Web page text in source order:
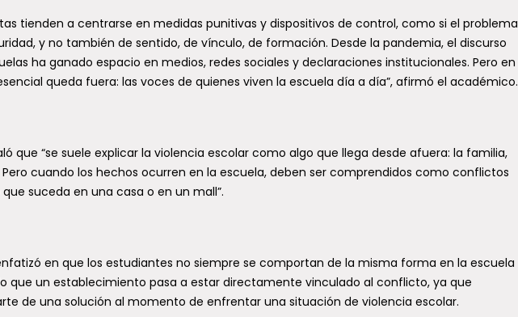
tienden a centrarse en medidas punitivas y dispositivos de control, como si el problema
y no también de sentido, de vínculo, de formación. Desde la pandemia, el discurso
ha ganado espacio en medios, redes sociales y declaraciones institucionales. Pero en
queda fuera: las voces de quienes viven la escuela día a día”, afirmó el académico.
que “se suele explicar la violencia escolar como algo que llega desde afuera: la familia,
cuando los hechos ocurren en la escuela, deben ser comprendidos como conflictos
suceda en una casa o en un mall”.
en que los estudiantes no siempre se comportan de la misma forma en la escuela
que un establecimiento pasa a estar directamente vinculado al conflicto, ya que
de una solución al momento de enfrentar una situación de violencia escolar.